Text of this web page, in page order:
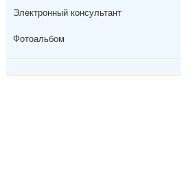
Электронный консультант
Фотоальбом